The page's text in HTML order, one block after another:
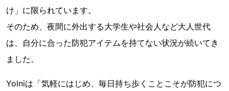
け」に限られています。
そのため、夜間に外出する大学生や社会人など大人世代
は、自分に合った防犯アイテムを持てない状況が続いてき
ました。
Yolniは「気軽にはじめ、毎日持ち歩くことこそが防犯につ